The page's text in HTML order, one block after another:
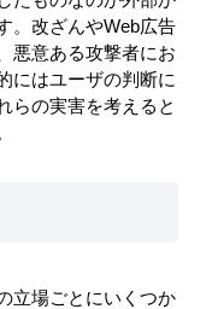
。改ざんやWeb広告
悪意ある攻撃者にお
にはユーザの判断に
らの実害を考えると
立場ごとにいくつか